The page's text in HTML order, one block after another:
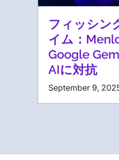
フィッシン
イム：
Google
AIに対抗
September 9,